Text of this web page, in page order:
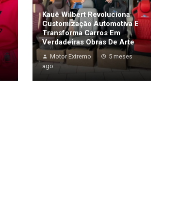
Kauê Wilbert Revoluciona
Customização Automotiva E
Transforma Carros Em
Verdadeiras Obras De Arte
Motor Extremo
5 meses
ago